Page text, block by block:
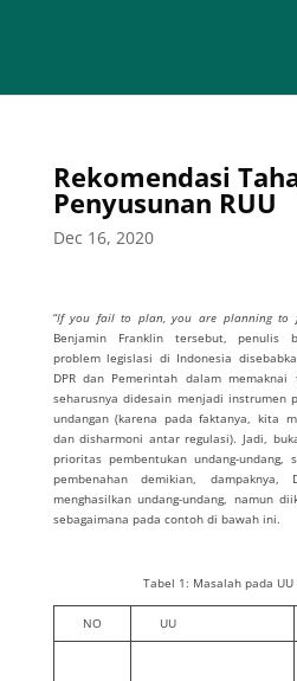
Rekomendasi
Penyusunan RUU
Dec 16, 2020
“If you fail to plan, you are planning to
Benjamin Franklin tersebut, penulis
problem legislasi di Indonesia
DPR dan Pemerintah dalam memaknai
seharusnya didesain menjadi instrumen
undangan (karena pada faktanya, kita
dan disharmoni antar regulasi). Jadi,
prioritas pembentukan undang-
pembenahan demikian,
menghasilkan undang-undang, namun
sebagaimana pada contoh di bawah ini.
Tabel 1: Masalah pada UU
NO UU